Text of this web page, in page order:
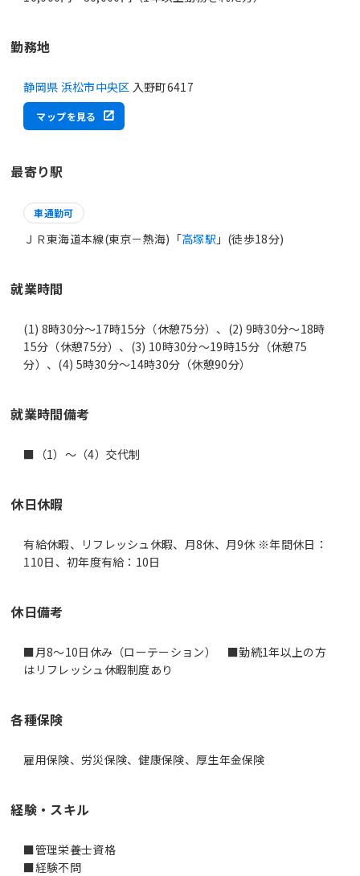
勤務地
静岡県 浜松市中央区 入野町6417
マップを見る
最寄り駅
車通勤可
ＪＲ東海道本線(東京－熱海)「高塚駅 」(徒歩18分)
就業時間
(1) 8時30分〜17時15分（休憩75分）、(2) 9時30分〜18時
15分（休憩75分）、(3) 10時30分〜19時15分（休憩75
分）、(4) 5時30分〜14時30分（休憩90分）
就業時間備考
休日休暇
有給休暇、リフレッシュ休暇、月8休、月9休 ※年間休日：
110日、初年度有給：10日
休日備考
■月8～10日休み（ローテーション） ■勤続1年以上の方
はリフレッシュ休暇制度あり
各種保険
雇用保険、労災保険、健康保険、厚生年金保険
経験・スキル
■管理栄養士資格
■経験不問